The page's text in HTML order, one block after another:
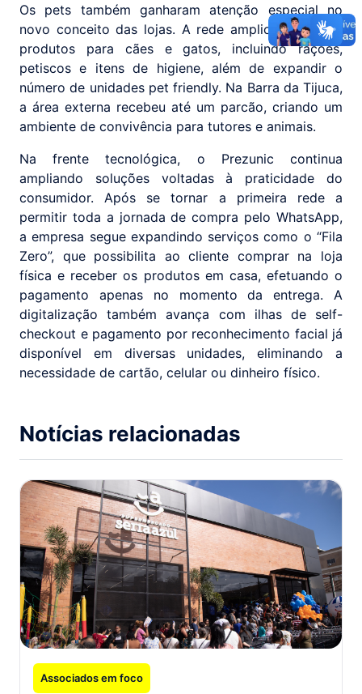
Os pets também ganharam atenção especial no
novo conceito das lojas. A rede ampliou o mix de
produtos para cães e gatos, incluindo rações,
petiscos e itens de higiene, além de expandir o
número de unidades pet friendly. Na Barra da Tijuca,
a área externa recebeu até um parcão, criando um
ambiente de convivência para tutores e animais.
Na frente tecnológica, o Prezunic continua
ampliando soluções voltadas à praticidade do
consumidor. Após se tornar a primeira rede a
permitir toda a jornada de compra pelo WhatsApp,
a empresa segue expandindo serviços como o “Fila
Zero”, que possibilita ao cliente comprar na loja
física e receber os produtos em casa, efetuando o
pagamento apenas no momento da entrega. A
digitalização também avança com ilhas de self-
checkout e pagamento por reconhecimento facial já
disponível em diversas unidades, eliminando a
necessidade de cartão, celular ou dinheiro físico.
Notícias relacionadas
Associados em foco